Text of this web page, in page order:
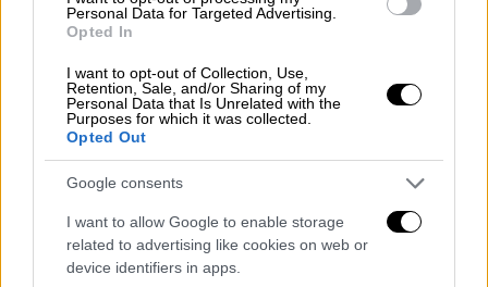
Personal Data for Targeted Advertising.
Opted In
I want to opt-out of Collection, Use,
Retention, Sale, and/or Sharing of my
Personal Data that Is Unrelated with the
Purposes for which it was collected.
Opted Out
Google consents
I want to allow Google to enable storage
related to advertising like cookies on web or
device identifiers in apps.
το όνομα του δράστη
video